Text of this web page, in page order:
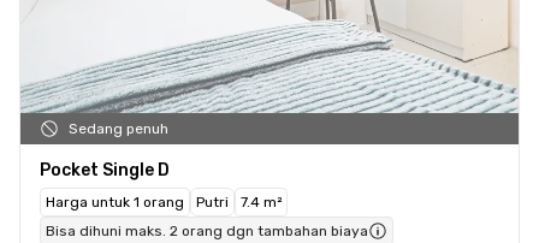
Sedang penuh
Pocket Single D
Harga untuk 1 orang Putri
7.4 m²
Bisa dihuni maks. 2 orang dgn tambahan biaya